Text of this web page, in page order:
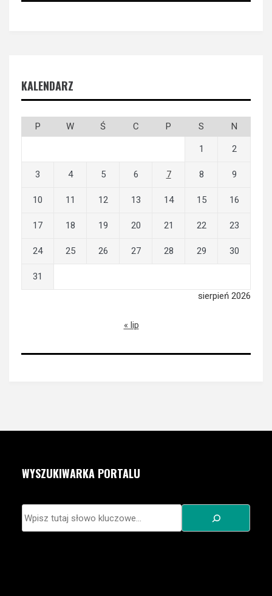
KALENDARZ
sierpień 2026
P W Ś C P S N
1 2
3 4 5 6 7 8 9
10 11 12 13 14 15 16
17 18 19 20 21 22 23
24 25 26 27 28 29 30
31
« lip
WYSZUKIWARKA PORTALU